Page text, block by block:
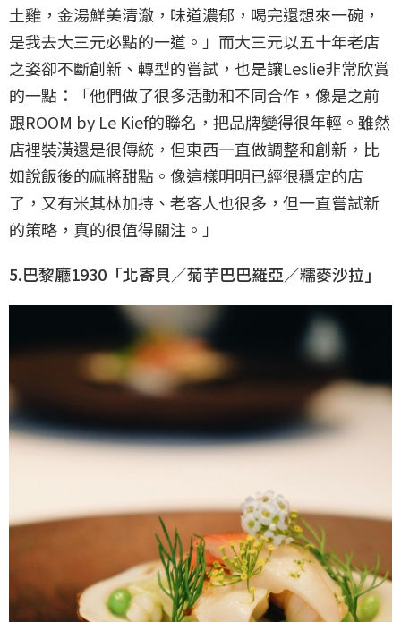
土雞，金湯鮮美清澈，味道濃郁，喝完還想來一碗，
是我去大三元必點的一道。」而大三元以五十年老店
之姿卻不斷創新、轉型的嘗試，也是讓Leslie非常欣賞
的一點：「他們做了很多活動和不同合作，像是之前
跟ROOM by Le Kief的聯名，把品牌變得很年輕。雖然
店裡裝潢還是很傳統，但東西一直做調整和創新，比
如說飯後的麻將甜點。像這樣明明已經很穩定的店
了，又有米其林加持、老客人也很多，但一直嘗試新
的策略，真的很值得關注。」
5.巴黎廳1930「北寄貝∕菊芋巴巴羅亞∕糯麥沙拉」